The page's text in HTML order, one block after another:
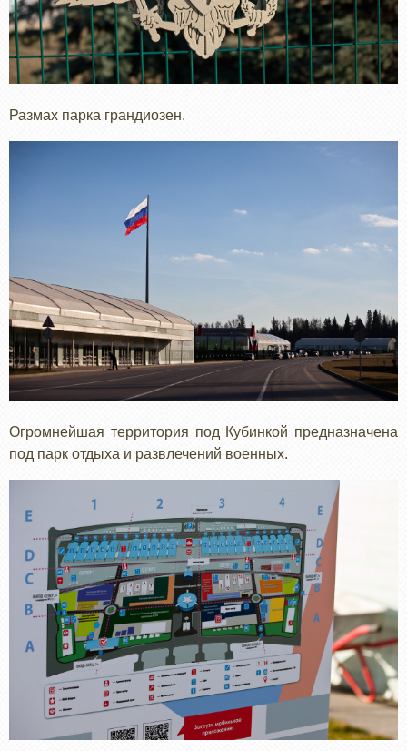
Размах парка грандиозен.
Огромнейшая территория под Кубинкой предназначена
под парк отдыха и развлечений военных.